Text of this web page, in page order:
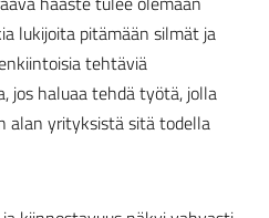
lukijoita pitämään silmät ja
tehtäviä
jos haluaa tehdä työtä, jolla
alan yrityksistä sitä todella